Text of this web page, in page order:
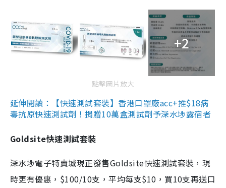
+2
點擊圖片放大
延伸閱讀：【快速測試套裝】香港口罩廠acc+推$18病
毒抗原快速測試劑！捐贈10萬盒測試劑予深水埗露宿者
Goldsite快速測試套裝
深水埗電子特賣城現正發售Goldsite快速測試套裝，現
時更有優惠，$100/10支，平均每支$10，買10支再送口